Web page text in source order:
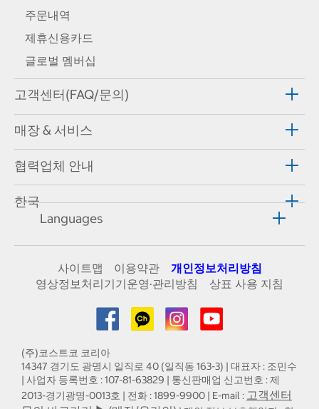
주문내역
제휴신용카드
글로벌 멤버십
고객센터(FAQ/문의)
매장 & 서비스
협력업체 안내
한국
Languages
사이트맵 이용약관
개인정보처리방침
영상정보처리기기운영·관리방침
상표 사용 지침
(주)코스트코 코리아
14347 경기도 광명시 일직로 40 (일직동 163-3) | 대표자 : 조민수
| 사업자 등록번호 : 107-81-63829 | 통신판매업 신고번호 : 제
2013-경기광명-0013호 | 전화 : 1899-9900 | E-mail : 고객센터